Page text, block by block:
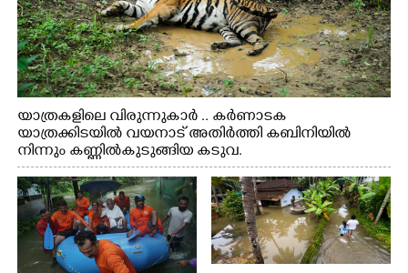
യാത്രകളിലെ വിരുന്നുകാർ .. കർണാടക
യാത്രക്കിടയിൽ വയനാട് അതിർത്തി കബിനിയിൽ
നിന്നും കണ്ണിൽകുടുങ്ങിയ കടുവ.